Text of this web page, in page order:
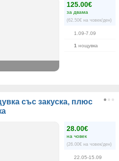
125.00€
за двама
(62.50€ на човек/ден)
1.09-7.09
1 нощувка
със закуска, плюс
28.00€
на човек
(26.00€ на човек/ден)
22.05-15.09